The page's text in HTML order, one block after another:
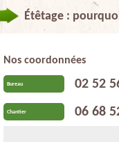
Étêtage :
Nos coordonnées
Bureau 02 52
Chantier 06 68